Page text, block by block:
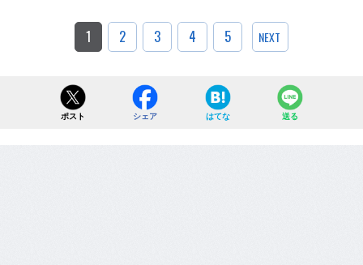
1 2 3 4 5 NEXT
ポスト シェア はてな 送る